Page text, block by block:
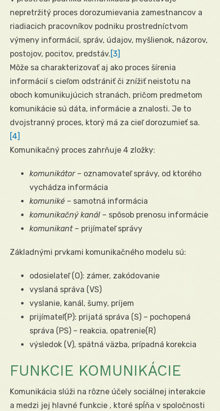
nepretržitý proces dorozumievania zamestnancov a
riadiacich pracovníkov podniku prostredníctvom
výmeny informácií, správ, údajov, myšlienok, názorov,
postojov, pocitov, predstáv. [3]
Môže sa charakterizovať aj ako proces šírenia
informácií s cieľom odstrániť či znížiť neistotu na
oboch komunikujúcich stranách, pričom predmetom
komunikácie sú dáta, informácie a znalosti. Je to
dvojstranný proces, ktorý má za cieľ dorozumieť sa.
[4]
Komunikačný proces zahrňuje 4 zložky:
komunikátor– oznamovateľ správy, od ktorého
vychádza informácia
komuniké – samotná informácia
komunikačný kanál – spôsob prenosu informácie
komunikant – prijímateľ správy
Základnými prvkami komunikačného modelu sú:
odosielateľ (O): zámer, zakódovanie
vyslaná správa (VS)
vyslanie, kanál, šumy, príjem
prijímateľ(P): prijatá správa (S) – pochopená
správa (PS) – reakcia, opatrenie(R)
výsledok (V), spätná väzba, prípadná korekcia
FUNKCIE KOMUNIKÁCIE
Komunikácia slúži na rôzne účely sociálnej interakcie
a medzi jej hlavné funkcie , ktoré spĺňa v spoločnosti